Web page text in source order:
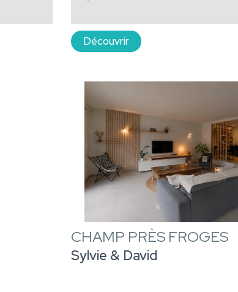
Découvrir
CHAMP PRÈS FROGES
Sylvie & David